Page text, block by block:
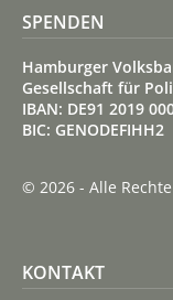
SPENDEN
Hamburger
Gesellschaft für
IBAN: DE91 2019
BIC: GENODEFIHH2
© 2026 - Alle
KONTAKT